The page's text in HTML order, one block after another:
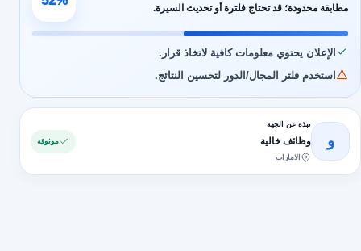
مطابقة محدودة؛ قد تحتاج فلترة أو تحديث السيرة.
الإعلان يحتوي معلومات كافية لاتخاذ قرار.
استخدم فلتر المجال/الدور لتحسين النتائج.
و
نبذة عن الجهة
وظائف خالية
الامارات
موثوقة